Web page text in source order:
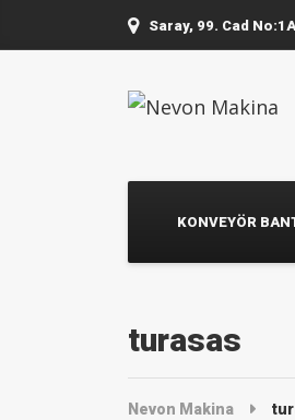
Saray, 99. Cad
KONVEYÖR
turasas
Nevon Makina